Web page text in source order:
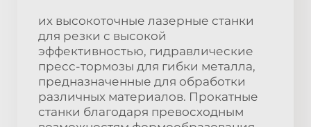
их высокоточные лазерные станки
для резки с высокой
эффективностью, гидравлические
пресс-тормозы для гибки металла,
предназначенные для обработки
различных материалов. Прокатные
станки благодаря превосходным